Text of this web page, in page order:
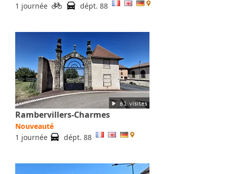
1 journée
dépt. 88
Rambervillers-Charmes
Nouveauté
1 journée
dépt. 88